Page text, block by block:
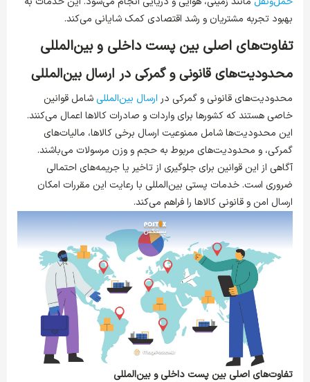
بهبود تجربه مشتریان و رشد اقتصادی کمک شایانی می‌کند.
تفاوت‌های اصلی بین پست داخلی و بین‌المللی
محدودیت‌های قانونی و گمرکی در ارسال بین‌المللی
محدودیت‌های قانونی و گمرکی در ارسال بین‌المللی شامل قوانین
خاصی هستند که کشورها برای واردات و صادرات کالاها اعمال می‌کنند.
این محدودیت‌ها شامل ممنوعیت ارسال برخی کالاها، مالیات‌های
گمرکی، و محدودیت‌های مربوط به حجم و وزن مرسولات می‌باشند.
آگاهی از این قوانین برای جلوگیری از تاخیر یا جریمه‌های احتمالی
ضروری است. خدمات پستی بین‌المللی با رعایت این مقررات امکان
ارسال امن و قانونی کالاها را فراهم می‌کند.
تفاوت‌های اصلی بین پست داخلی و بین‌المللی